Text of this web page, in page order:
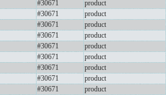
#30671 product
#30671 product
#30671 product
#30671 product
#30671 product
#30671 product
#30671 product
#30671 product
#30671 product